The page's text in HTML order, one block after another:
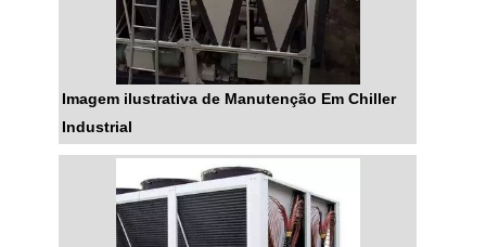
Imagem ilustrativa de Manutenção Em Chiller
Industrial